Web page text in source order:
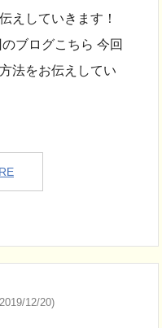
えしていきます！
ブログこちら 今回
法をお伝えしてい
12/20)